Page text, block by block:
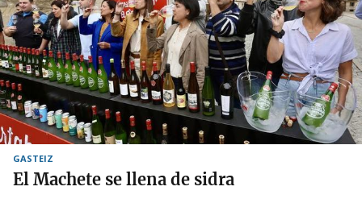
GASTEIZ
El Machete se llena de sidra